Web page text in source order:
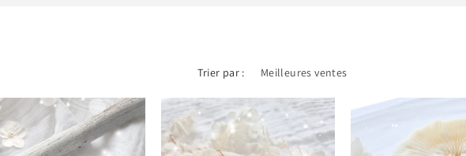
Trier par :